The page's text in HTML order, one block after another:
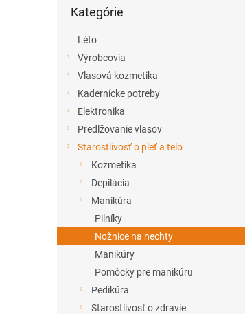
kategórie
Kategórie
Léto
Výrobcovia
Vlasová kozmetika
Kadernícke potreby
Elektronika
Predlžovanie vlasov
Starostlivosť o pleť a telo
Kozmetika
Depilácia
Manikúra
Pilníky
Nožnice na nechty
Manikúry
Pomôcky pre manikúru
Pedikúra
Starostlivosť o zdravie